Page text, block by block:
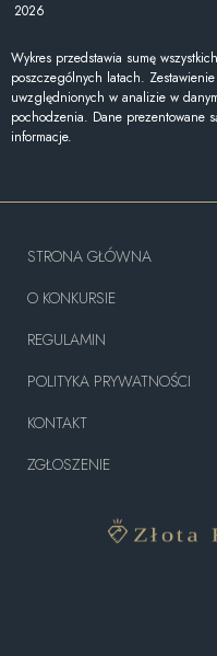
2026
Wykres przedstawia sumę
poszczególnych latach.
uwzględnionych w analizie w
pochodzenia. Dane prezentowane
informacje.
STRONA GŁÓWNA
O KONKURSIE
REGULAMIN
POLITYKA PRYWATNOŚCI
KONTAKT
ZGŁOSZENIE